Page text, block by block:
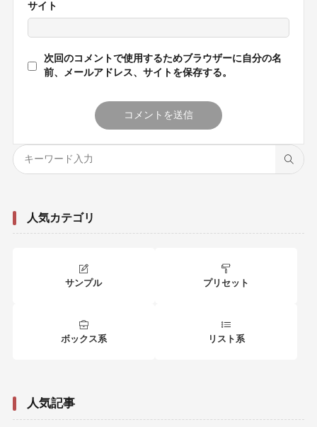
サイト
次回のコメントで使用するためブラウザーに自分の名
前、メールアドレス、サイトを保存する。
人気カテゴリ
サンプル プリセット
ボックス系 リスト系
人気記事